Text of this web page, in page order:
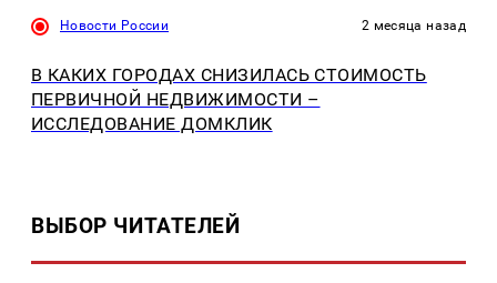
Новости России 2 месяца назад
В КАКИХ ГОРОДАХ СНИЗИЛАСЬ СТОИМОСТЬ
ПЕРВИЧНОЙ НЕДВИЖИМОСТИ –
ИССЛЕДОВАНИЕ ДОМКЛИК
ВЫБОР ЧИТАТЕЛЕЙ